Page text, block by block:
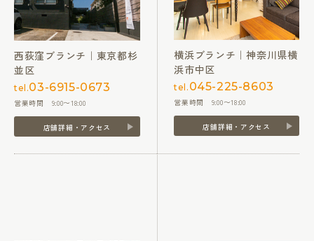
西荻窪ブランチ｜東京都杉
並区
tel.03-6915-0673
営業時間 9:00〜18:00
店舗詳細・アクセス
横浜ブランチ｜神奈川県横
浜市中区
tel. 045-225-8603
営業時間 9:00〜18:00
店舗詳細・アクセス